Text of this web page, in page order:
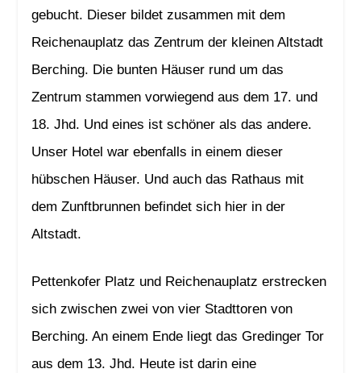
gebucht. Dieser bildet zusammen mit dem
Reichenauplatz das Zentrum der kleinen Altstadt
Berching. Die bunten Häuser rund um das
Zentrum stammen vorwiegend aus dem 17. und
18. Jhd. Und eines ist schöner als das andere.
Unser Hotel war ebenfalls in einem dieser
hübschen Häuser. Und auch das Rathaus mit
dem Zunftbrunnen befindet sich hier in der
Altstadt.
Pettenkofer Platz und Reichenauplatz erstrecken
sich zwischen zwei von vier Stadttoren von
Berching. An einem Ende liegt das Gredinger Tor
aus dem 13. Jhd. Heute ist darin eine